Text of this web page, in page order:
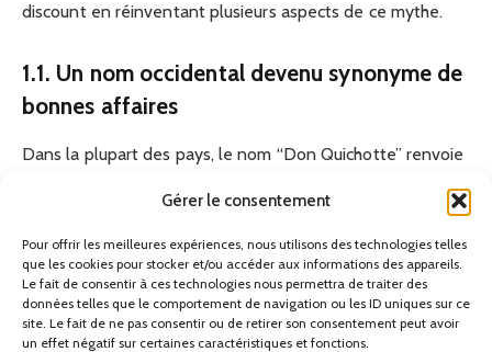
Gérer le consentement
Pour offrir les meilleures expériences, nous utilisons des technologies telles
que les cookies pour stocker et/ou accéder aux informations des appareils.
Le fait de consentir à ces technologies nous permettra de traiter des
données telles que le comportement de navigation ou les ID uniques sur ce
site. Le fait de ne pas consentir ou de retirer son consentement peut avoir
un effet négatif sur certaines caractéristiques et fonctions.
discount en réinventant plusieurs aspects de ce mythe.
1.1. Un nom occidental devenu synonyme de
bonnes affaires
Dans la plupart des pays, le nom “Don Quichotte” renvoie
à la littérature, à l’Espagne et aux illusions d’un chevalier
évoque d’abord un magasin de plusieurs étages, rempli de
promos, de gadgets et de produits du quotidien.
Le choix du nom apporte une touche exotique : un nom